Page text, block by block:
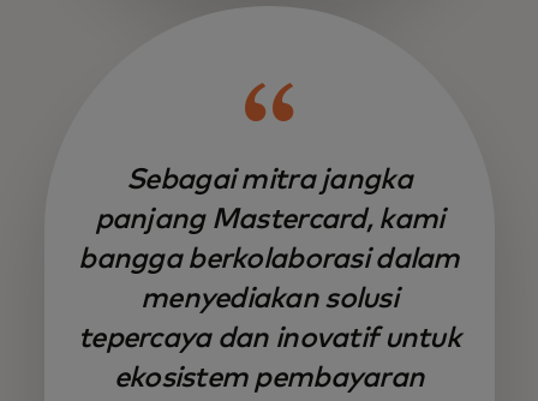
Sebagai mitra jangka
panjang Mastercard, kami
bangga berkolaborasi dalam
menyediakan solusi
tepercaya dan inovatif untuk
ekosistem pembayaran